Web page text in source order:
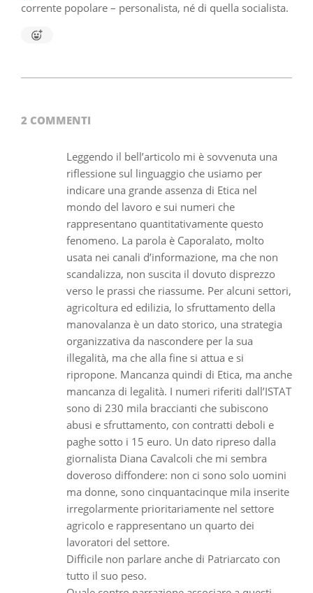
corrente popolare – personalista, né di quella socialista.
22
2 COMMENTI
Leggendo il bell’articolo mi è sovvenuta una
riflessione sul linguaggio che usiamo per
indicare una grande assenza di Etica nel
mondo del lavoro e sui numeri che
rappresentano quantitativamente questo
fenomeno. La parola è Caporalato, molto
usata nei canali d’informazione, ma che non
scandalizza, non suscita il dovuto disprezzo
verso le prassi che riassume. Per alcuni settori,
agricoltura ed edilizia, lo sfruttamento della
manovalanza è un dato storico, una strategia
organizzativa da nascondere per la sua
illegalità, ma che alla fine si attua e si
ripropone. Mancanza quindi di Etica, ma anche
mancanza di legalità. I numeri riferiti dall’ISTAT
sono di 230 mila braccianti che subiscono
abusi e sfruttamento, con contratti deboli e
paghe sotto i 15 euro. Un dato ripreso dalla
giornalista Diana Cavalcoli che mi sembra
doveroso diffondere: non ci sono solo uomini
ma donne, sono cinquantacinque mila inserite
irregolarmente prioritariamente nel settore
agricolo e rappresentano un quarto dei
lavoratori del settore.
Difficile non parlare anche di Patriarcato con
tutto il suo peso.